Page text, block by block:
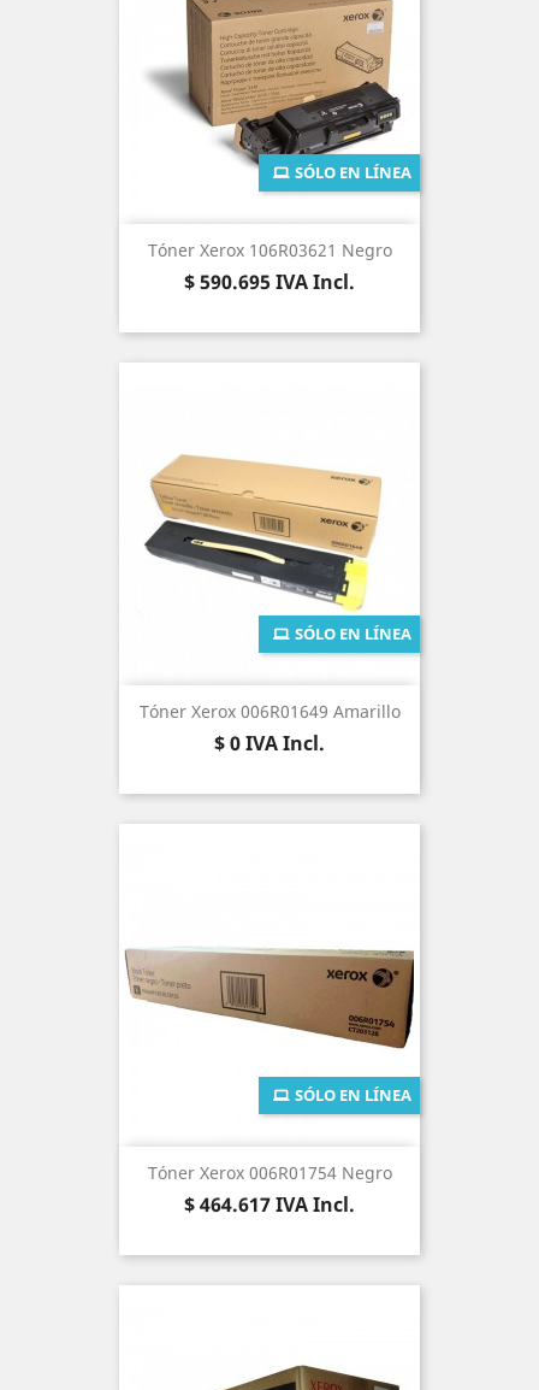
Tóner Xerox 106R03621 Negro
Precio
$ 590.695IVA Incl.
SÓLO EN LÍNEA
Tóner Xerox 006R01649 Amarillo
Precio
$ 0IVA Incl.
SÓLO EN LÍNEA
Tóner Xerox 006R01754 Negro
Precio
$ 464.617IVA Incl.
SÓLO EN LÍNEA